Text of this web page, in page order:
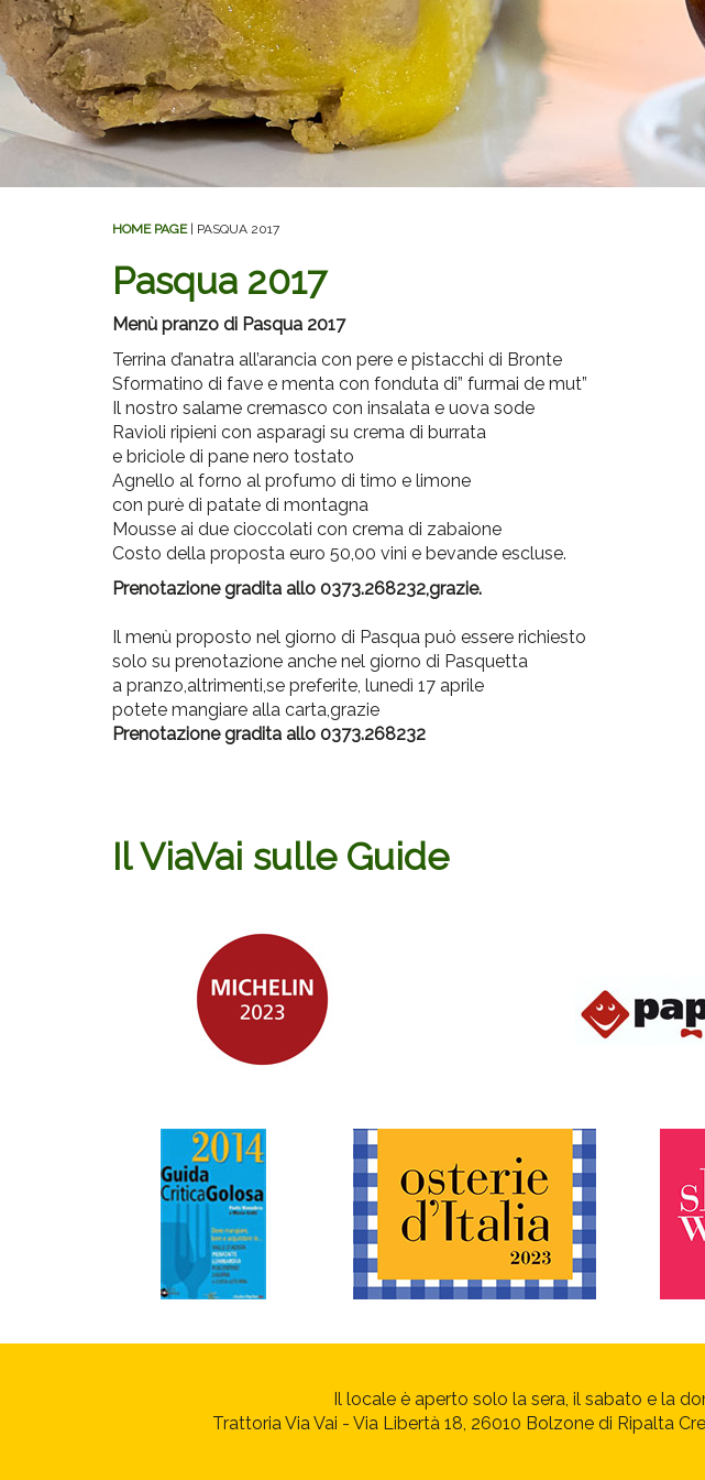
HOME PAGE| PASQUA 2017
Pasqua 2017
Menù pranzo di Pasqua 2017
Terrina d’anatra all’arancia con pere e pistacchi di Bronte
Sformatino di fave e menta con fonduta di” furmai de mut”
Il nostro salame cremasco con insalata e uova sode
Ravioli ripieni con asparagi su crema di burrata
e briciole di pane nero tostato
Agnello al forno al profumo di timo e limone
con purè di patate di montagna
Mousse ai due cioccolati con crema di zabaione
Costo della proposta euro 50,00 vini e bevande escluse.
Prenotazione gradita allo 0373.268232,grazie.
Il menù proposto nel giorno di Pasqua può essere richiesto
solo su prenotazione anche nel giorno di Pasquetta
a pranzo,altrimenti,se preferite, lunedì 17 aprile
potete mangiare alla carta,grazie
Prenotazione gradita allo 0373.268232
Il ViaVai sulle Guide
Il locale è aperto solo la sera, il sabato e la
Trattoria Via Vai - Via Libertà 18, 26010 Bolzone di Ripalta